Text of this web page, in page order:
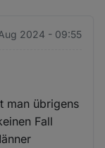
2024 - 09:55
man übrigens
Fall